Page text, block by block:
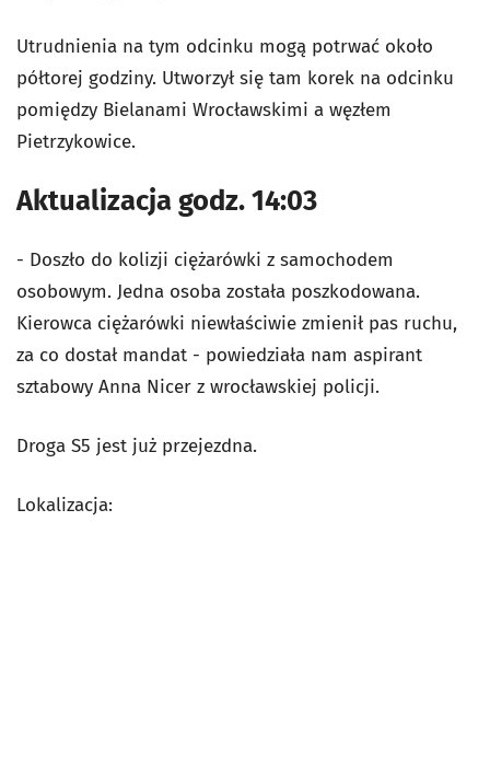
Utrudnienia na tym odcinku mogą potrwać około
półtorej godziny. Utworzył się tam korek na odcinku
pomiędzy Bielanami Wrocławskimi a węzłem
Pietrzykowice.
Aktualizacja godz. 14:03
- Doszło do kolizji ciężarówki z samochodem
osobowym. Jedna osoba została poszkodowana.
Kierowca ciężarówki niewłaściwie zmienił pas ruchu,
za co dostał mandat - powiedziała nam aspirant
sztabowy Anna Nicer z wrocławskiej policji.
Droga S5 jest już przejezdna.
Lokalizacja: